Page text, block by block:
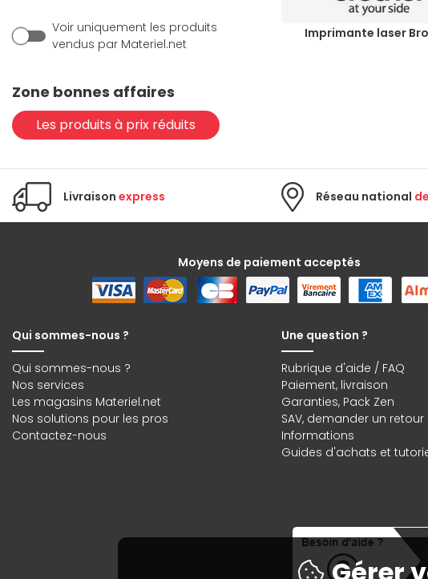
Voir uniquement les produits
vendus par Materiel.net
Zone bonnes affaires
Les produits à prix réduits
Imprimante laser
Livraison express Réseau national
Moyens de paiement acceptés
Qui sommes-nous ?
Qui sommes-nous ?
Nos services
Les magasins Materiel.net
Nos solutions pour les pros
Contactez-nous
Une question ?
Rubrique d'aide / FAQ
Paiement, livraison
Garanties, Pack Zen
SAV, demander un retour
Informations
Guides d'achats et